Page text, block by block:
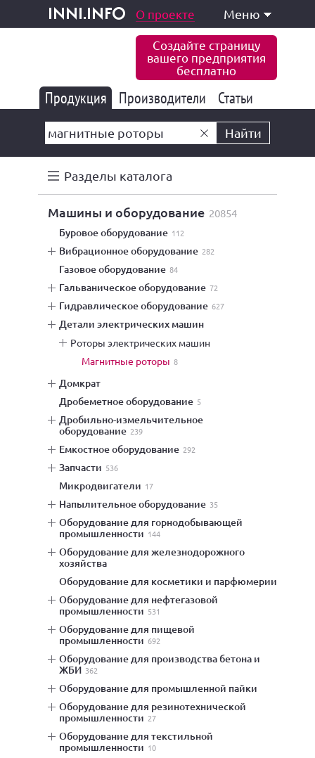
inni.info
и услуги О проекте Меню
Создайте страницу
вашего предприятия
бесплатно
Продукция 177 826
Производители 6 767
Статьи
Найти
Разделы каталога
машины и оборудование 20854
буровое оборудование 112
вибрационное оборудование 282
газовое оборудование 84
гальваническое оборудование 72
гидравлическое оборудование 627
детали электрических машин
роторы электрических машин
магнитные роторы 8
домкрат
дробеметное оборудование 5
дробильно-измельчительное
оборудование 239
емкостное оборудование 292
запчасти 536
микродвигатели 17
напылительное оборудование 35
оборудование для горнодобывающей
промышленности 144
оборудование для железнодорожного
хозяйства
оборудование для косметики и парфюмерии
оборудование для нефтегазовой
промышленности 531
оборудование для пищевой
промышленности 692
оборудование для производства бетона и
ЖБИ 362
оборудование для промышленной пайки
оборудование для резинотехнической
промышленности 27
оборудование для текстильной
промышленности 10